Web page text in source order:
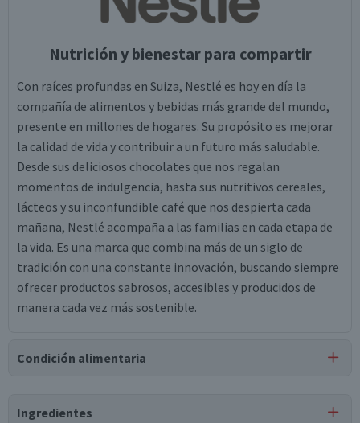
Nutrición y bienestar para compartir
Con raíces profundas en Suiza, Nestlé es hoy en día la
compañía de alimentos y bebidas más grande del mundo,
presente en millones de hogares. Su propósito es mejorar
la calidad de vida y contribuir a un futuro más saludable.
Desde sus deliciosos chocolates que nos regalan
momentos de indulgencia, hasta sus nutritivos cereales,
lácteos y su inconfundible café que nos despierta cada
mañana, Nestlé acompaña a las familias en cada etapa de
la vida. Es una marca que combina más de un siglo de
tradición con una constante innovación, buscando siempre
ofrecer productos sabrosos, accesibles y producidos de
manera cada vez más sostenible.
Condición alimentaria
Ingredientes